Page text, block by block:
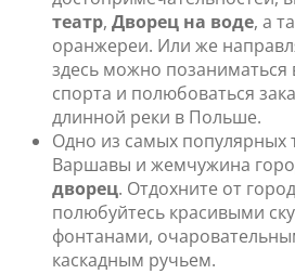
театр, Дворец на воде, а
оранжереи. Или же
здесь можно
спорта и полюбоваться
длинной реки в Польше.
Одно из самых популярных
Варшавы и жемчужина
дворец. Отдохните от
полюбуйтесь красивыми
фонтанами,
каскадным ручьем.